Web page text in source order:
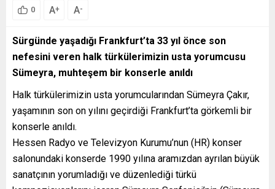
0 A+ A-
Sürgünde yaşadığı Frankfurt’ta 33 yıl önce son
nefesini veren halk türkülerimizin usta yorumcusu
Sümeyra, muhteşem bir konserle anıldı
Halk türkülerimizin usta yorumcularından Sümeyra Çakır,
yaşamının son on yılını geçirdiği Frankfurt’ta görkemli bir
konserle anıldı.
Hessen Radyo ve Televizyon Kurumu’nun (HR) konser
salonundaki konserde 1990 yılına aramızdan ayrılan büyük
sanatçının yorumladığı ve düzenlediği türkü